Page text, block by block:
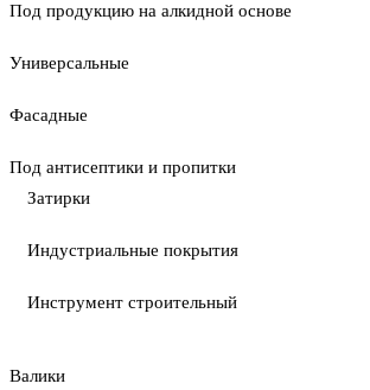
Под продукцию на алкидной основе
Универсальные
Фасадные
Под антисептики и пропитки
Затирки
Индустриальные покрытия
Инструмент строительный
Валики